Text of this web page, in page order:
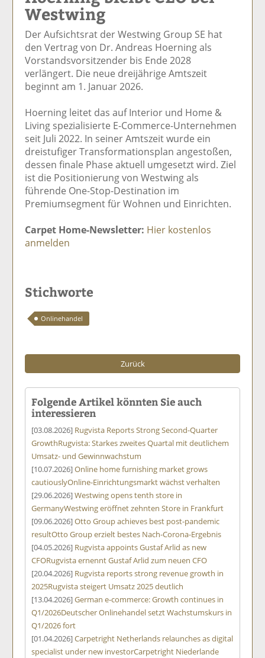
uf
F
ac
e
o
k
te
il
e
n
wi
tt
n
uf
Li
k
n
te
il
e
n
er
er
se
d
e
Westwing
Der Aufsichtsrat der Westwing Group SE hat
den Vertrag von Dr. Andreas Hoerning als
Vorstandsvorsitzender bis Ende 2028
verlängert. Die neue dreijährige Amtszeit
beginnt am 1. Januar 2026.
Hoerning leitet das auf Interior und Home &
Living spezialisierte E-Commerce-Unternehmen
seit Juli 2022. In seiner Amtszeit wurde ein
dreistufiger Transformationsplan angestoßen,
dessen finale Phase aktuell umgesetzt wird. Ziel
ist die Positionierung von Westwing als
führende One-Stop-Destination im
Premiumsegment für Wohnen und Einrichten.
Carpet Home-Newsletter: Hier kostenlos
anmelden
Stichworte
Onlinehandel
Zurück
Folgende Artikel könnten Sie auch
interessieren
[03.08.2026] Rugvista Reports Strong Second-Quarter
GrowthRugvista: Starkes zweites Quartal mit deutlichem
Umsatz- und Gewinnwachstum
[10.07.2026]Online home furnishing market grows
cautiouslyOnline-Einrichtungsmarkt wächst verhalten
[29.06.2026]Westwing opens tenth store in
GermanyWestwing eröffnet zehnten Store in Frankfurt
[09.06.2026]Otto Group achieves best post-pandemic
resultOtto Group erzielt bestes Nach-Corona-Ergebnis
[04.05.2026] Rugvista appoints Gustaf Arlid as new
CFORugvista ernennt Gustaf Arlid zum neuen CFO
[20.04.2026] Rugvista reports strong revenue growth in
2025Rugvista steigert Umsatz 2025 deutlich
[13.04.2026]German e-commerce: Growth continues in
Q1/2026Deutscher Onlinehandel setzt Wachstumskurs in
Q1/2026 fort
[01.04.2026]Carpetright Netherlands relaunches as digital
specialist under new investorCarpetright Niederlande